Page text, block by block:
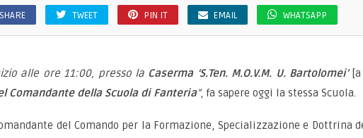
SHARE TWEET PIN IT EMAIL WHATSAPP
alle ore 11:00, presso la Caserma ‘S.Ten. M.O.V.M. U. Bartolomei’
Comandante della Scuola di Fanteria”, fa sapere oggi la stessa Scuola.
del Comando per la Formazione, Specializzazione e Dottrina